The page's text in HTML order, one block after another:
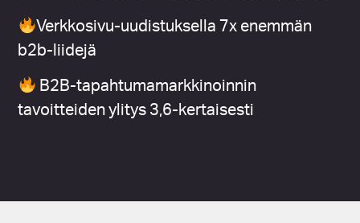
Verkkosivu-uudistuksella 7x enemmän
b2b-liidejä
B2B-tapahtumamarkkinoinnin
tavoitteiden ylitys 3,6-kertaisesti